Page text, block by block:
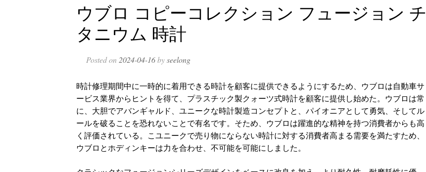
ウブロ コピーコレクション フュージョン チ
タニウム 時計
Posted on2024-04-16byseelong
時計修理期間中に一時的に着用できる時計を顧客に提供できるようにするため、ウブロは自動車サ
ービス業界からヒントを得て、プラスチック製クォーツ式時計を顧客に提供し始めた。ウブロは常
に、大胆でアバンギャルド、ユニークな時計製造コンセプトと、パイオニアとして勇気、そしてル
ールを破ることを恐れないことで有名です。そため、ウブロは躍進的な精神を持つ消費者からも高
く評価されている。こユニークで売り物にならない時計に対する消費者高まる需要を満たすため、
ウブロとホディンキーは力を合わせ、不可能を可能にしました。